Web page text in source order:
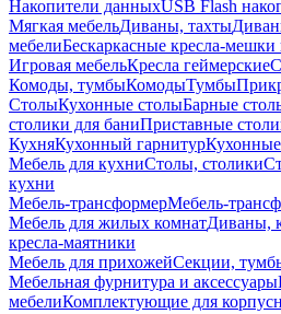
Накопители данныхUSB Flash
Мягкая мебельДиваны, тахты
мебелиБескаркасные кресла-
Игровая мебельКресла геймерские
Комоды, тумбыКомодыТумбы
СтолыКухонные столыБарные
столики для баниПриставные
КухняКухонный гарнитур
Мебель для кухниСтолы, столики
кухни
Мебель-трансформерМебель-
Мебель для жилых комнатДиваны,
кресла-маятники
Мебель для прихожейСекции,
Мебельная фурнитура и аксессуары
мебелиКомплектующие для